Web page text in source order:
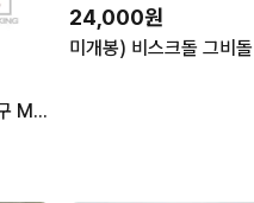
반프레스토 쿠로코의 농구 MSP 쿠로코 테츠야 쿠농 쿠로바스 피규어
24,000원